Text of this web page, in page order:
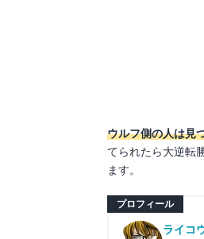
ウルフ側の人は見
てられたら大逆転
ます。
プロフィール
ライコ